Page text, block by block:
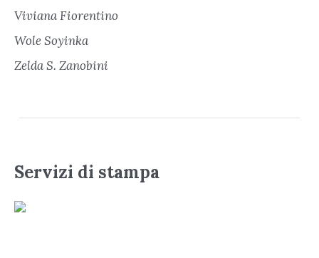
Viviana Fiorentino
Wole Soyinka
Zelda S. Zanobini
Servizi di stampa